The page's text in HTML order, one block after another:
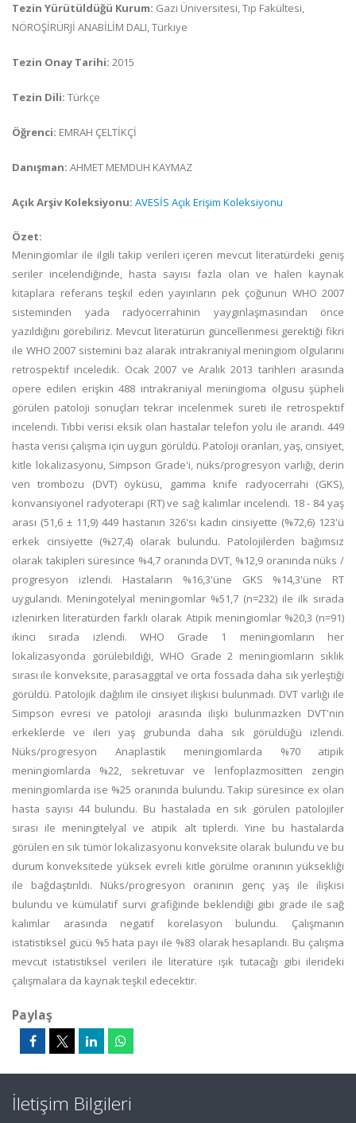
Tezin Yürütüldüğü Kurum: Gazi Üniversitesi, Tıp Fakültesi,
NÖROŞİRÜRJİ ANABİLİM DALI, Türkiye
Tezin Onay Tarihi: 2015
Tezin Dili: Türkçe
Öğrenci: EMRAH ÇELTİKÇİ
Danışman: AHMET MEMDUH KAYMAZ
Açık Arşiv Koleksiyonu: AVESİS Açık Erişim Koleksiyonu
Özet:
Meningiomlar ile ilgili takip verileri içeren mevcut literatürdeki geniş
seriler incelendiğinde, hasta sayısı fazla olan ve halen kaynak
kitaplara referans teşkil eden yayınların pek çoğunun WHO 2007
sisteminden yada radyocerrahinin yaygınlaşmasından önce
yazıldığını görebiliriz. Mevcut literatürün güncellenmesi gerektiği fikri
ile WHO 2007 sistemini baz alarak intrakraniyal meningiom olgularını
retrospektif inceledik. Ocak 2007 ve Aralık 2013 tarihleri arasında
opere edilen erişkin 488 intrakraniyal meningioma olgusu şüpheli
görülen patoloji sonuçları tekrar incelenmek sureti ile retrospektif
incelendi. Tıbbi verisi eksik olan hastalar telefon yolu ile arandı. 449
hasta verisi çalışma için uygun görüldü. Patoloji oranları, yaş, cinsiyet,
kitle lokalizasyonu, Simpson Grade'i, nüks/progresyon varlığı, derin
ven trombozu (DVT) öyküsü, gamma knife radyocerrahi (GKS),
konvansiyonel radyoterapi (RT) ve sağ kalımlar incelendi. 18 - 84 yaş
arası (51,6 ± 11,9) 449 hastanın 326'sı kadın cinsiyette (%72,6) 123'ü
erkek cinsiyette (%27,4) olarak bulundu. Patolojilerden bağımsız
olarak takipleri süresince %4,7 oranında DVT, %12,9 oranında nüks /
progresyon izlendi. Hastaların %16,3'üne GKS %14,3'üne RT
uygulandı. Meningotelyal meningiomlar %51,7 (n=232) ile ilk sırada
izlenirken literatürden farklı olarak Atipik meningiomlar %20,3 (n=91)
ikinci sırada izlendi. WHO Grade 1 meningiomların her
lokalizasyonda görülebildiği, WHO Grade 2 meningiomların sıklık
sırası ile konveksite, parasaggital ve orta fossada daha sık yerleştiği
görüldü. Patolojik dağılım ile cinsiyet ilişkisi bulunmadı. DVT varlığı ile
Simpson evresi ve patoloji arasında ilişki bulunmazken DVT'nin
erkeklerde ve ileri yaş grubunda daha sık görüldüğü izlendi.
Nüks/progresyon Anaplastik meningiomlarda %70 atipik
meningiomlarda %22, sekretuvar ve lenfoplazmositten zengin
meningiomlarda ise %25 oranında bulundu. Takip süresince ex olan
hasta sayısı 44 bulundu. Bu hastalada en sık görülen patolojiler
sırası ile meningitelyal ve atipik alt tiplerdi. Yine bu hastalarda
görülen en sık tümör lokalizasyonu konveksite olarak bulundu ve bu
durum konveksitede yüksek evreli kitle görülme oranının yüksekliği
ile bağdaştırıldı. Nüks/progresyon oranının genç yaş ile ilişkisi
bulundu ve kümülatif survi grafiğinde beklendiği gibi grade ile sağ
kalımlar arasında negatif korelasyon bulundu. Çalışmanın
istatistiksel gücü %5 hata payı ile %83 olarak hesaplandı. Bu çalışma
mevcut istatistiksel verileri ile literatüre ışık tutacağı gibi ilerideki
çalışmalara da kaynak teşkil edecektir.
Paylaş
İletişim Bilgileri